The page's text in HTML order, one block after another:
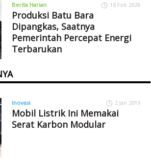
Berita Harian 18 Feb 2026
Produksi Batu Bara
Dipangkas, Saatnya
Pemerintah Percepat Energi
Terbarukan
Inovasi 2 Jan 2019
Mobil Listrik Ini Memakai
Serat Karbon Modular